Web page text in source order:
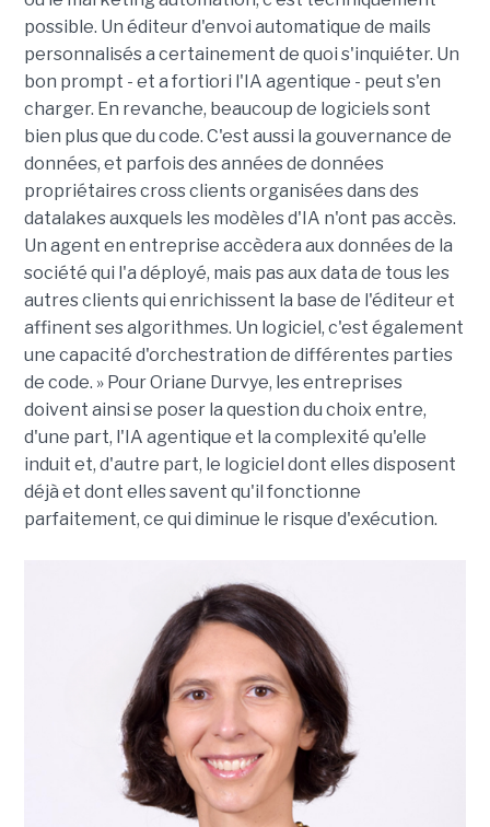
possible. Un éditeur d'envoi automatique de mails
personnalisés a certainement de quoi s'inquiéter. Un
bon prompt - et a fortiori l'IA agentique - peut s'en
charger. En revanche, beaucoup de logiciels sont
bien plus que du code. C'est aussi la gouvernance de
données, et parfois des années de données
propriétaires cross clients organisées dans des
datalakes auxquels les modèles d'IA n'ont pas accès.
Un agent en entreprise accèdera aux données de la
société qui l'a déployé, mais pas aux data de tous les
autres clients qui enrichissent la base de l'éditeur et
affinent ses algorithmes. Un logiciel, c'est également
une capacité d'orchestration de différentes parties
de code. » Pour Oriane Durvye, les entreprises
doivent ainsi se poser la question du choix entre,
d'une part, l'IA agentique et la complexité qu'elle
induit et, d'autre part, le logiciel dont elles disposent
déjà et dont elles savent qu'il fonctionne
parfaitement, ce qui diminue le risque d'exécution.